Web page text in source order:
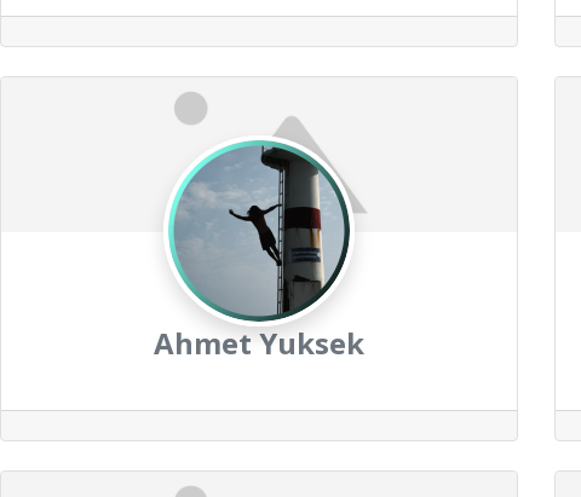
Ahmet Yuksek